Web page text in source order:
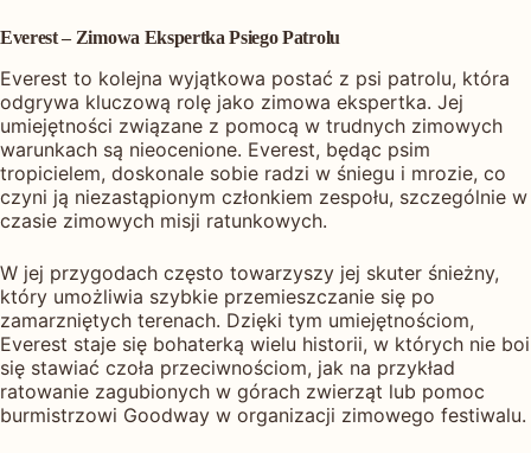
Everest – Zimowa Ekspertka Psiego Patrolu
Everest to kolejna wyjątkowa postać z psi patrolu, która
odgrywa kluczową rolę jako zimowa ekspertka. Jej
umiejętności związane z pomocą w trudnych zimowych
warunkach są nieocenione. Everest, będąc psim
tropicielem, doskonale sobie radzi w śniegu i mrozie, co
czyni ją niezastąpionym członkiem zespołu, szczególnie w
czasie zimowych misji ratunkowych.
W jej przygodach często towarzyszy jej skuter śnieżny,
który umożliwia szybkie przemieszczanie się po
zamarzniętych terenach. Dzięki tym umiejętnościom,
Everest staje się bohaterką wielu historii, w których nie boi
się stawiać czoła przeciwnościom, jak na przykład
ratowanie zagubionych w górach zwierząt lub pomoc
burmistrzowi Goodway w organizacji zimowego festiwalu.